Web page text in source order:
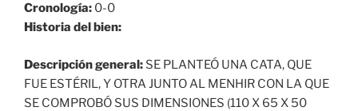
Cronología: 0-0
Historia del bien:
Descripción general: SE PLANTEÓ UNA CATA, QUE
FUE ESTÉRIL, Y OTRA JUNTO AL MENHIR CON LA QUE
SE COMPROBÓ SUS DIMENSIONES (110 X 65 X 50